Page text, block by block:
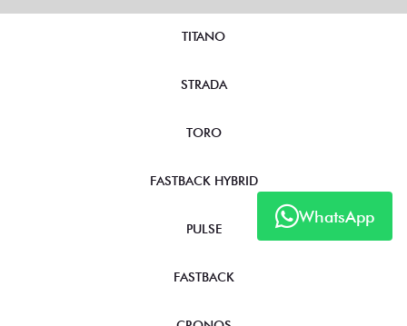
WhatsApp
TITANO
STRADA
TORO
FASTBACK HYBRID
PULSE
FASTBACK